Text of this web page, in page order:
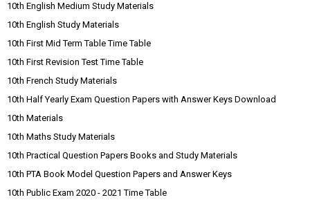
10th English Medium Study Materials
10th English Study Materials
10th First Mid Term Table Time Table
10th First Revision Test Time Table
10th French Study Materials
10th Half Yearly Exam Question Papers with Answer Keys Download
10th Materials
10th Maths Study Materials
10th Practical Question Papers Books and Study Materials
10th PTA Book Model Question Papers and Answer Keys
10th Public Exam 2020 - 2021 Time Table